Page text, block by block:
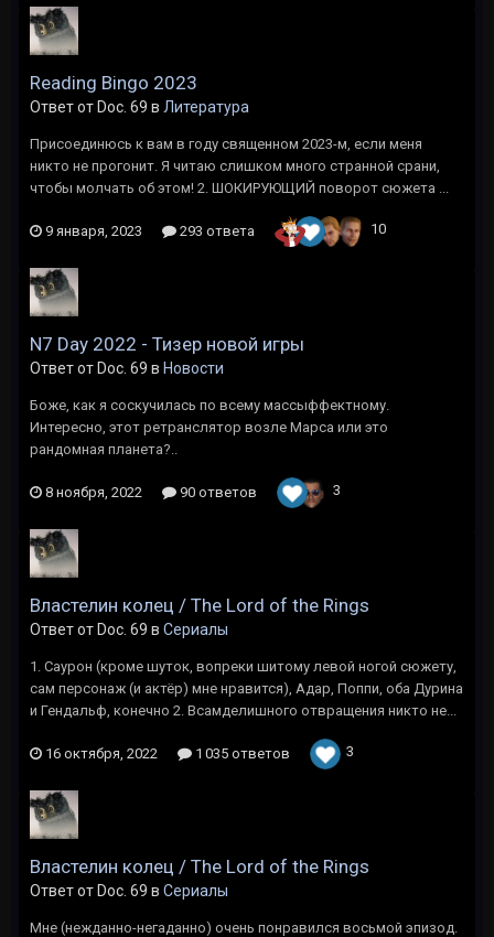
Reading Bingo 2023
Ответ от Doc. 69 в Литература
Присоединюсь к вам в году священном 2023-м, если меня
никто не прогонит. Я читаю слишком много странной срани,
чтобы молчать об этом! 2. ШОКИРУЮЩИЙ поворот сюжета ...
9 января, 2023 293 ответа 10
N7 Day 2022 - Тизер новой игры
Ответ от Doc. 69 в Новости
Боже, как я соскучилась по всему массыффектному.
Интересно, этот ретранслятор возле Марса или это
рандомная планета?..
8 ноября, 2022 90 ответов 3
Властелин колец / The Lord of the Rings
Ответ от Doc. 69 в Сериалы
1. Саурон (кроме шуток, вопреки шитому левой ногой сюжету,
сам персонаж (и актёр) мне нравится), Адар, Поппи, оба Дурина
и Гендальф, конечно 2. Всамделишного отвращения никто не...
16 октября, 2022 1 035 ответов 3
Властелин колец / The Lord of the Rings
Ответ от Doc. 69 в Сериалы
Мне (нежданно-негаданно) очень понравился восьмой эпизод.